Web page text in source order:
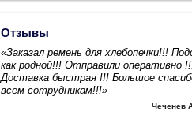
Отзывы
«Заказал ремень для хлебопечки!!!
как родной!!! Отправили оперативно
Доставка быстрая !!! Большое
всем сотрудникам!!!»
Чеченев